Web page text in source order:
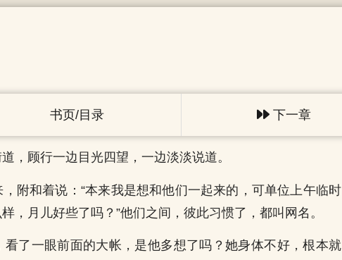
书页/目录 下一章
，顾行一边目光四望，一边淡淡说道。
附和着说：“本来我是想和他们一起来的，可单位上午临时
，月儿好些了吗？”他们之间，彼此习惯了，都叫网名。
了一眼前面的大帐，是他多想了吗？她身体不好，根本就